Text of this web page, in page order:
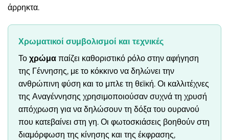
άρρηκτα.
Χρωματικοί συμβολισμοί και τεχνικές
Το χρώμα παίζει καθοριστικό ρόλο στην αφήγηση
της Γέννησης, με το κόκκινο να δηλώνει την
ανθρώπινη φύση και το μπλε τη θεϊκή. Οι καλλιτέχνες
της Αναγέννησης χρησιμοποιούσαν συχνά τη χρυσή
απόχρωση για να δηλώσουν τη δόξα του ουρανού
που κατεβαίνει στη γη. Οι φωτοσκιάσεις βοηθούν στη
διαμόρφωση της κίνησης και της έκφρασης,